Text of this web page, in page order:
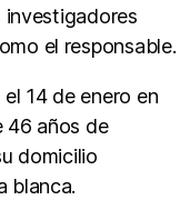
investigadores
el responsable.
14 de enero en
46 años de
domicilio
blanca.